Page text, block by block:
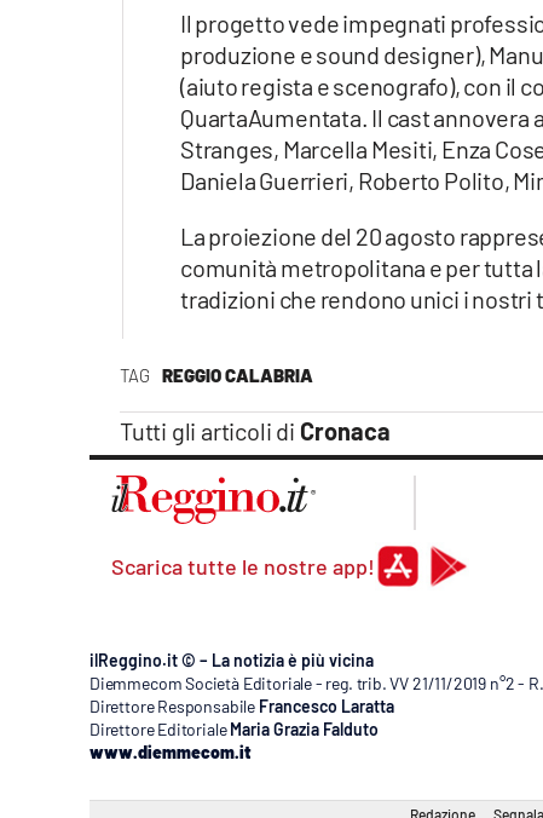
TAG REGGIO CALABRIA
Tutti gli articoli di Cronaca
Il progetto vede impegnati
produzione e sound designer),
(aiuto regista e scenografo), con il
QuartaAumentata. Il cast annovera
Stranges, Marcella Mesiti, Enza
Daniela Guerrieri, Roberto Polito,
La proiezione del 20 agosto
comunità metropolitana e per tutta
tradizioni che rendono unici i nostri
Scarica tutte le nostre app!
ilReggino.it © – La notizia è più vicina
Diemmecom Società Editoriale - reg. trib. VV 21/11/2019 n°2 -
Direttore Responsabile Francesco Laratta
Direttore Editoriale Maria Grazia Falduto
www.diemmecom.it